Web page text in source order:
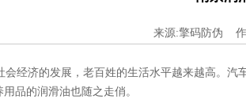
来源:擎码防伪
经济的发展，老百姓的生活水平越来越高。汽
品的润滑油也随之走俏。